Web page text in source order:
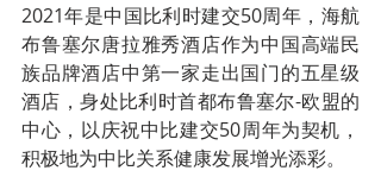
​2021年是中国比利时建交50周年，海航
布鲁塞尔唐拉雅秀酒店作为中国高端民
族品牌酒店中第一家走出国门的五星级
酒店，身处比利时首都布鲁塞尔-欧盟的
中心，以庆祝中比建交50周年为契机，
积极地为中比关系健康发展增光添彩。